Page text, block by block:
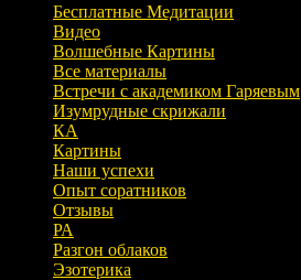
Бесплатные Медитации
Видео
Волшебные Картины
Все материалы
Встречи с академиком Гаряевым
Изумрудные скрижали
КА
Картины
Наши успехи
Опыт соратников
Отзывы
РА
Разгон облаков
Эзотерика